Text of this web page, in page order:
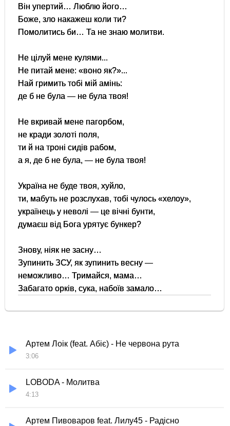
Він упертий… Люблю його…
Боже, зло накажеш коли ти?
Помолитись би… Та не знаю молитви.
Не цілуй мене кулями...
Не питай мене: «воно як?»...
Най гримить тобі мій амінь:
де б не була — не була твоя!
Не вкривай мене пагорбом,
не кради золоті поля,
ти й на троні сидів рабом,
а я, де б не була, — не була твоя!
Україна не буде твоя, хуйло,
ти, мабуть не розслухав, тобі чулось «хелоу»,
українець у неволі — це вічні бунти,
думаєш від Бога урятує бункер?
Знову, ніяк не засну…
Зупинить ЗСУ, як зупинить весну —
неможливо… Тримайся, мама…
Забагато орків, сука, набоїв замало…
Артем Лоік (feat. Абіє) - Не червона рута
3:06
LOBODA - Молитва
4:13
Артем Пивоваров feat. Лилу45 - Радісно